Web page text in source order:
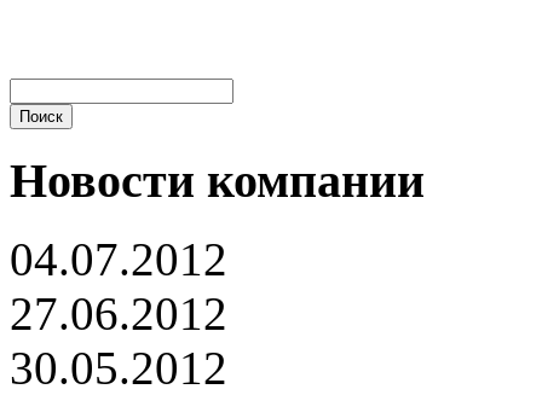
Новости компании
04.07.2012
27.06.2012
30.05.2012